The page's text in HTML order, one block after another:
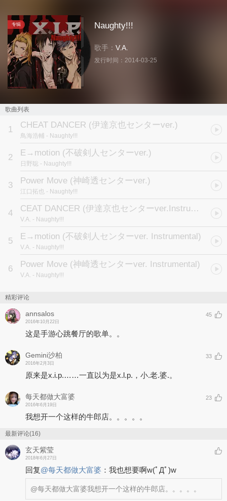
专辑 Naughty!!!
歌手： V.A.
发行时间： 2014-03-25
歌曲列表
1 CHEAT DANCER (伊達京也センターver.)
鳥海浩輔 - Naughty!!!
2 E→motion (不破剣人センターver.)
日野聡 - Naughty!!!
3 Power Move (神崎透センターver.)
江口拓也 - Naughty!!!
4 CEAT DANCER (伊達京也センターver.Instrumental)
V.A. - Naughty!!!
5 E→motion (不破剣人センターver. Instrumental)
V.A. - Naughty!!!
6 Power Move (神崎透センターver. Instrumental)
V.A. - Naughty!!!
精彩评论
annsalos
2016年10月22日
45
这是手游心跳餐厅的歌单。。
Gemini沙柏
2016年2月3日
33
原来是x.i.p.……一直以为是x.l.p.，小.老.婆.。
每天都做大富婆
2016年6月19日
23
我想开一个这样的牛郎店。。。。。
最新评论(16)
玄天紫莹
2018年6月27日
回复@每天都做大富婆 ： 我也想要啊w(ﾟДﾟ)w
@每天都做大富婆我想开一个这样的牛郎店。。。。。